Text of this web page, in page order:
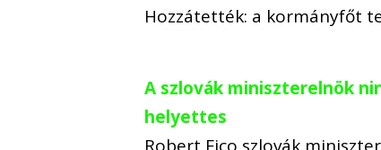
Hozzátették: a kormányfőt
A szlovák miniszterelnök
helyettes